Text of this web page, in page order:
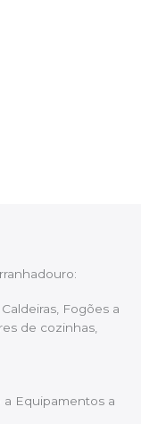
Fogões a
de cozinhas,
Equipamentos a